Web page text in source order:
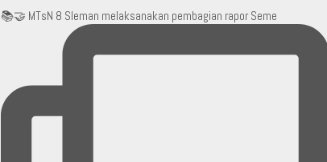
📚🤝 MTsN 8 Sleman melaksanakan pembagian rapor Seme